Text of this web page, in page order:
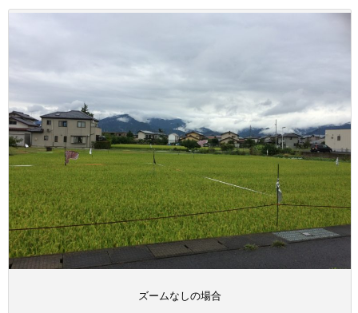
ズームなしの場合